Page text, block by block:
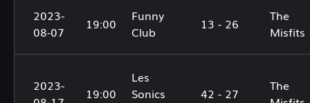
2023-
08-07
19:00
Funny
Club
13 - 26
The
Misfits
2023-
19:00
Les
Sonics
42 - 27
The